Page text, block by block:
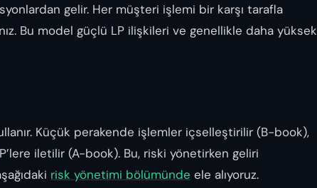
gelir. Her müşteri işlemi bir karşı tarafla
Bu model güçlü LP ilişkileri ve genellikle daha yüksek
Küçük perakende işlemler içselleştirilir (B-book),
iletilir (A-book). Bu, riski yönetirken geliri
risk yönetimi bölümünde ele alıyoruz.